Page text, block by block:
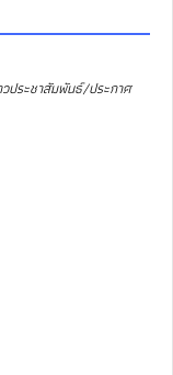
วประชาสัมพันธ์/ประกาศ